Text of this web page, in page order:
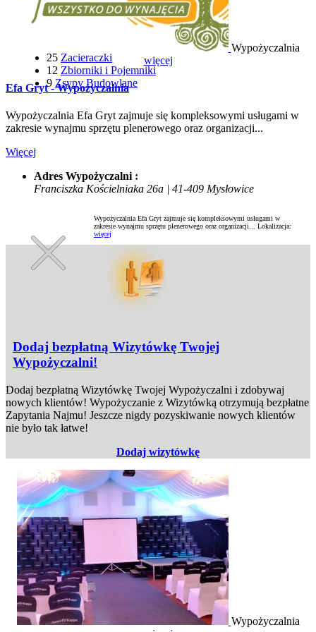
22 Wyciągarki i Windy
116 Wózki Widłowe
25 Zacieraczki
12 Zbiorniki i Pojemniki
9 Zsypy Budowlane
Wypożyczalnia
więcej
Efa Gryt - Wypożyczalnia
Wypożyczalnia Efa Gryt zajmuje się kompleksowymi usługami w
zakresie wynajmu sprzętu plenerowego oraz organizacji...
Więcej
Adres Wypożyczalni :
Franciszka Kościelniaka 26a | 41-409 Mysłowice
Wypożyczalnia Efa Gryt zajmuje się kompleksowymi usługami w
zakresie wynajmu sprzętu plenerowego oraz organizacji... Lokalizacja:
więcej
Dodaj bezpłatną Wizytówkę Twojej
Wypożyczalni!
Dodaj bezpłatną Wizytówkę Twojej Wypożyczalni i zdobywaj
nowych klientów! Wypożyczanie z Wizytówką otrzymują bezpłatne
Zapytania Najmu! Jeszcze nigdy pozyskiwanie nowych klientów
nie było tak łatwe!
Dodaj wizytówkę
Wypożyczalnia